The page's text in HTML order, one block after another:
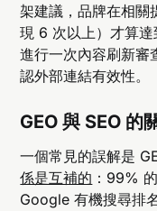
架建議，品牌在相關
現 6 次以上）才算
進行一次內容刷新審
認外部連結有效性。
GEO 與 SEO 的
一個常見的誤解是
係是互補的 ：99%
Google 有機搜尋排